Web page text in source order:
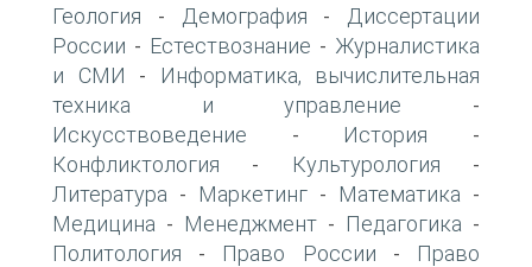
Геология - Демография -
Диссертации
России - Естествознание - Журналистика
и СМИ -
Информатика, вычислительная
техника и управление -
Искусствоведение - История -
Конфликтология - Культурология -
Литература - Маркетинг - Математика -
Медицина - Менеджмент - Педагогика -
Политология - Право России -
Право